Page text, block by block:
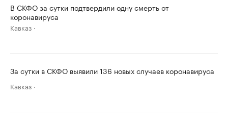
В СКФО за сутки подтвердили одну смерть от
коронавируса
Кавказ
За сутки в СКФО выявили 136 новых случаев коронавируса
Кавказ